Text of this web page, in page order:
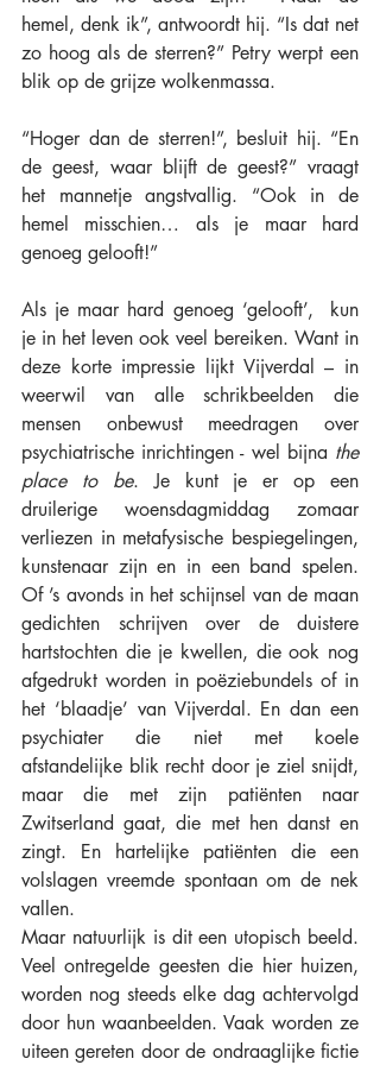
hemel, denk ik”, antwoordt hij. “Is dat net
zo hoog als de sterren?” Petry werpt een
blik op de grijze wolkenmassa.
“Hoger dan de sterren!”, besluit hij. “En
de geest, waar blijft de geest?” vraagt
het mannetje angstvallig. “Ook in de
hemel misschien… als je maar hard
genoeg gelooft!”
Als je maar hard genoeg ‘gelooft’,  kun
je in het leven ook veel bereiken. Want in
deze korte impressie lijkt Vijverdal – in
weerwil van alle schrikbeelden die
mensen onbewust meedragen over
psychiatrische inrichtingen - wel bijna the
place to be. Je kunt je er op een
druilerige woensdagmiddag zomaar
verliezen in metafysische bespiegelingen,
kunstenaar zijn en in een band spelen.
Of ’s avonds in het schijnsel van de maan
gedichten schrijven over de duistere
hartstochten die je kwellen, die ook nog
afgedrukt worden in poëziebundels of in
het ‘blaadje’ van Vijverdal. En dan een
psychiater die niet met koele
afstandelijke blik recht door je ziel snijdt,
maar die met zijn patiënten naar
Zwitserland gaat, die met hen danst en
zingt. En hartelijke patiënten die een
volslagen vreemde spontaan om de nek
vallen.
Maar natuurlijk is dit een utopisch beeld.
Veel ontregelde geesten die hier huizen,
worden nog steeds elke dag achtervolgd
door hun waanbeelden. Vaak worden ze
uiteen gereten door de ondraaglijke fictie